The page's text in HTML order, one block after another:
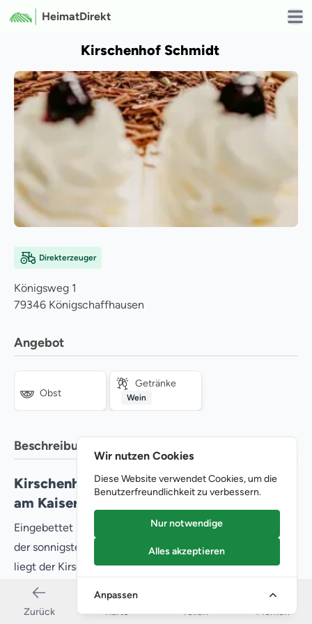
HeimatDirekt
Kirschenhof Schmidt
Direkterzeuger
Königsweg 1
79346 Königschaffhausen
Angebot
Obst
Getränke
Wein
Beschreibung
Kirschenhof Schmidt – Obst und Genuss
am Kaiserstuhl
Eingebettet in die sanften Hügel des Kaiserstuhls, einer
der sonnigsten und wärmsten Regionen Deutschlands,
liegt der Kirschenhof Schmidt in Königschaffhausen. Der
familiengeführte Obst- und Winzerhof verbindet die
Tradition des direkten Landwirtschaftsbetriebs mit einem
Zurück Karte Teilen Merken
Wir nutzen Cookies
Diese Website verwendet Cookies, um die
Benutzerfreundlichkeit zu verbessern.
Nur notwendige
Alles akzeptieren
Anpassen